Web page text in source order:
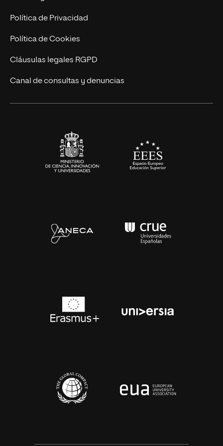
Postgrados
Cursos Universitarios
Trabaja en UNIR
Actualidad
UNIR Revista
Eventos
Política de Privacidad
Política de Cookies
Cláusulas legales RGPD
Canal de consultas y denuncias